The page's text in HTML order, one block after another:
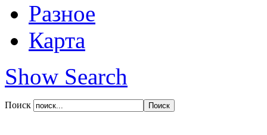
Разное
Карта
Show Search
Поиск